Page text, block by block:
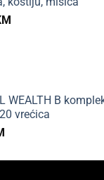
WEALTH B
vrećica